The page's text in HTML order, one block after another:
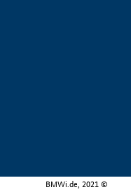
BMWi.de, 2021 ©